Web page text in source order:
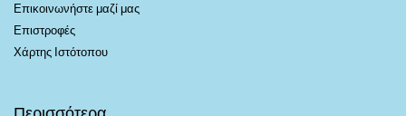
Επικοινωνήστε μαζί μας
Επιστροφές
Χάρτης Ιστότοπου